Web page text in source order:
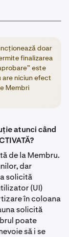
doar
finalizarea
este
are niciun efect
Membri
atunci când
de la Membru.
dar
solicită
(UI)
în coloana
solicită
poate
să i se